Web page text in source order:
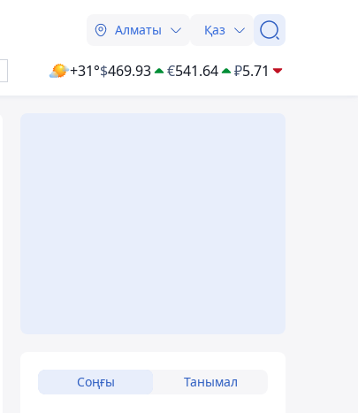
Алматы Қаз
+31°$469.93 €541.64 ₽5.71
Соңғы Танымал